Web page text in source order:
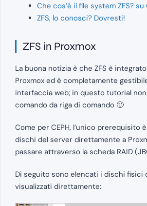
Che cos’è il file system ZFS? su
ZFS, lo conosci? Dovresti!
ZFS in Proxmox
La buona notizia è che ZFS è
Proxmox ed è completamente
interfaccia web; in questo tutorial
comando da riga di comando 🙂
Come per CEPH, l’unico prerequisito
dischi del server direttamente a
passare attraverso la scheda RAID
Di seguito sono elencati i dischi fisici
visualizzati direttamente: